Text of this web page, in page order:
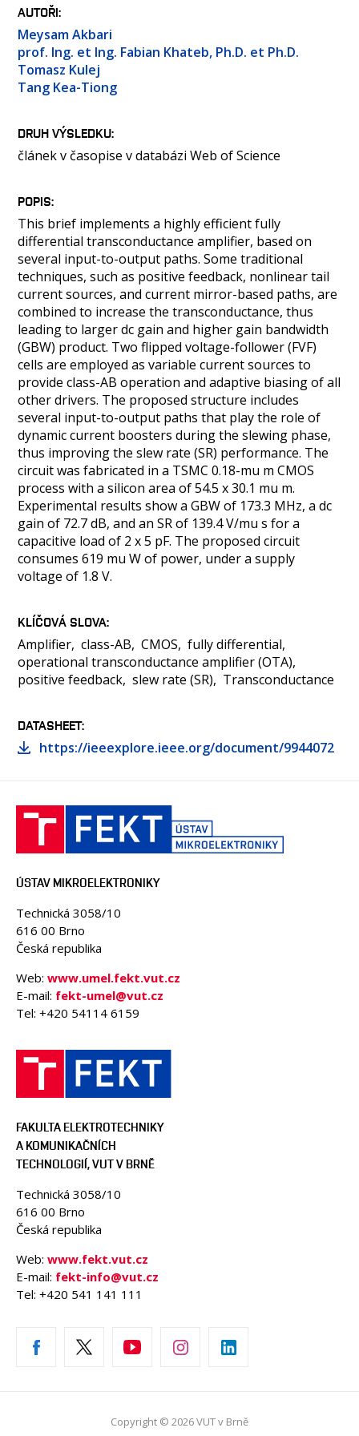
OSOBY
LABORATOŘE
MÉDIA
KONFERENCE A SOUTĚŽE
AUTOŘI
Meysam Akbari
prof. Ing. et Ing. Fabian Khateb, Ph.D. et Ph.D.
Tomasz Kulej
Tang Kea-Tiong
DRUH VÝSLEDKU
článek v časopise v databázi Web of Science
POPIS
This brief implements a highly efficient fully
differential transconductance amplifier, based on
several input-to-output paths. Some traditional
techniques, such as positive feedback, nonlinear tail
current sources, and current mirror-based paths, are
combined to increase the transconductance, thus
leading to larger dc gain and higher gain bandwidth
(GBW) product. Two flipped voltage-follower (FVF)
cells are employed as variable current sources to
provide class-AB operation and adaptive biasing of all
other drivers. The proposed structure includes
several input-to-output paths that play the role of
dynamic current boosters during the slewing phase,
thus improving the slew rate (SR) performance. The
circuit was fabricated in a TSMC 0.18-mu m CMOS
process with a silicon area of 54.5 x 30.1 mu m.
Experimental results show a GBW of 173.3 MHz, a dc
gain of 72.7 dB, and an SR of 139.4 V/mu s for a
capacitive load of 2 x 5 pF. The proposed circuit
consumes 619 mu W of power, under a supply
voltage of 1.8 V.
KLÍČOVÁ SLOVA
Amplifier class-AB CMOS fully differential
operational transconductance amplifier (OTA)
positive feedback slew rate (SR) Transconductance
DATASHEET
https://ieeexplore.ieee.org/document/9944072
ÚSTAV MIKROELEKTRONIKY
Technická 3058/10
616 00 Brno
Česká republika
Web: www.umel.fekt.vut.cz
E-mail: fekt-umel@vut.cz
Tel: +420 54114 6159
FAKULTA ELEKTROTECHNIKY
A KOMUNIKAČNÍCH
TECHNOLOGIÍ, VUT V BRNĚ
Technická 3058/10
616 00 Brno
Česká republika
Web: www.fekt.vut.cz
E-mail: fekt-info@vut.cz
Tel: +420 541 141 111
Copyright © 2026 VUT v Brně